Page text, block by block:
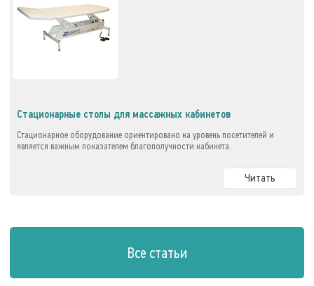
Стационарные столы для массажных кабинетов
Стационарное оборудование ориентировано на уровень посетителей и
является важным показателем благополучности кабинета.
Читать
Все статьи